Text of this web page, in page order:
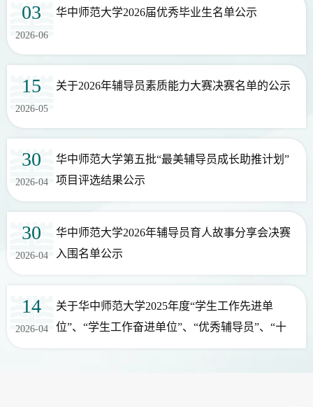
03
2026-06
华中师范大学2026届优秀毕业生名单公示
15
2026-05
关于2026年辅导员素质能力大赛决赛名单的公示
30
2026-04
华中师范大学第五批“最美辅导员成长助推计划”
项目评选结果公示
30
2026-04
华中师范大学2026年辅导员育人故事分享会决赛
入围名单公示
14
2026-04
关于华中师范大学2025年度“学生工作先进单
位”、“学生工作奋进单位”、“优秀辅导员”、“十
佳班主任”评选结果的公示
20
27
23
20
02